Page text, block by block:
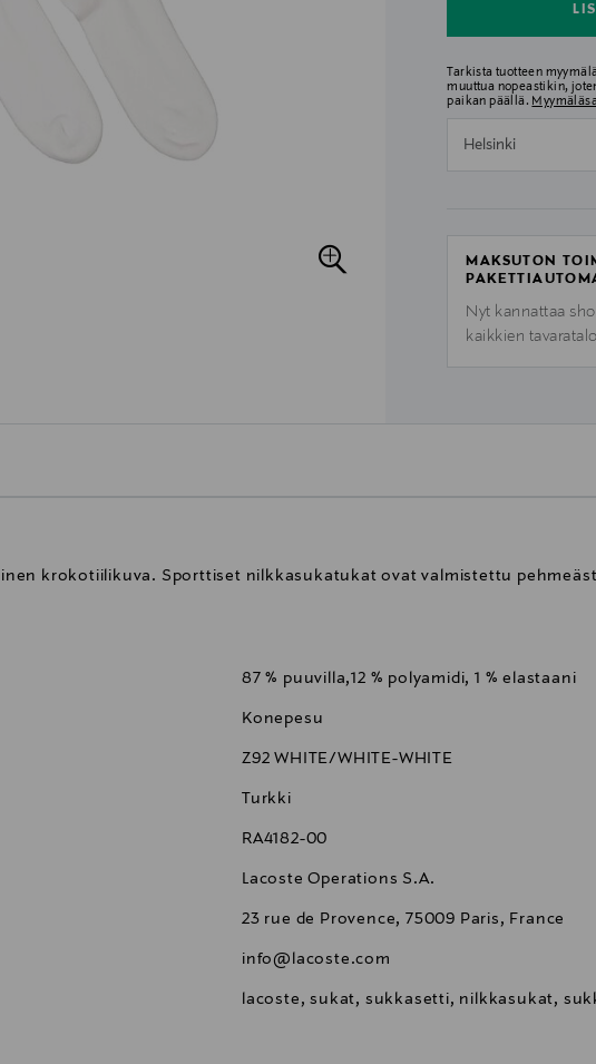
Tarkista tuotteen
muuttua nopeastikin,
paikan päällä.
Helsinki
MAKSUTON
Nyt kannattaa
kaikkien
krokotiilikuva. Sporttiset nilkkasukatukat ovat valmistettu
87 % puuvilla,12 % polyamidi, 1 % elastaani
Konepesu
Z92 WHITE/WHITE-WHITE
Turkki
RA4182-00
Lacoste Operations S.A.
23 rue de Provence, 75009 Paris, France
info@lacoste.com
lacoste, sukat, sukkasetti, nilkkasukat,